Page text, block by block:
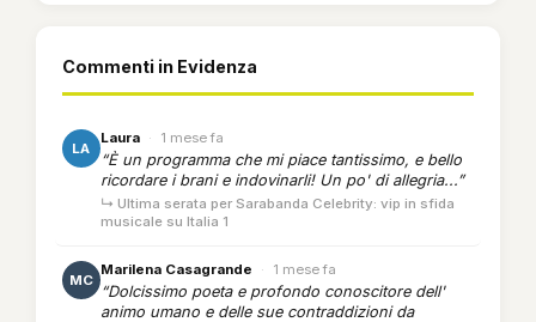
Commenti in Evidenza
LA
Laura · 1 mese fa
“È un programma che mi piace tantissimo, e bello
ricordare i brani e indovinarli! Un po' di allegria...”
↳ Ultima serata per Sarabanda Celebrity: vip in sfida
musicale su Italia 1
MC
Marilena Casagrande · 1 mese fa
“Dolcissimo poeta e profondo conoscitore dell'
animo umano e delle sue contraddizioni da